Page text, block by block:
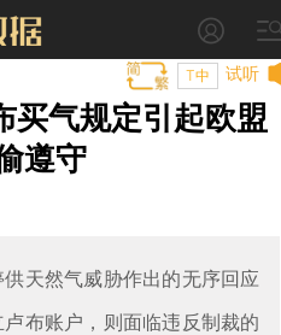
试听
T中
买气规定引起欧盟
遵守
天然气威胁作出的无序回应
布账户，则面临违反制裁的